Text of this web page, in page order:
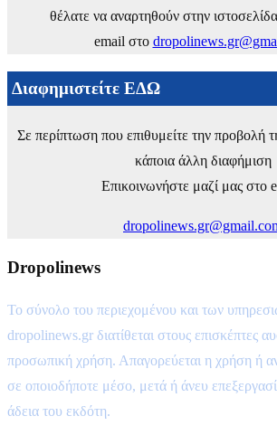
θέλατε να αναρτηθούν στην
email στο
Διαφημιστείτε ΕΔΩ
Σε περίπτωση που επιθυμείτε την προβολή
κάποια άλλη διαφήμιση
Επικοινωνήστε μαζί μας στο
Dropolinews
Το σύνολο του περιεχομένου και των
dropolinews.gr διατίθεται στους επισκέπτες
προσωπική χρήση. Απαγορεύεται η χρήση ή
σε οποιοδήποτε μέσο, μετά ή άνευ
άδεια του εκδότη.